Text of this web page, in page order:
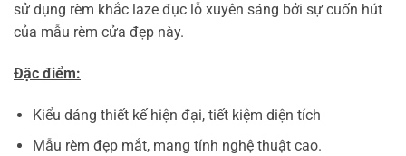
sử dụng rèm khắc laze đục lỗ xuyên sáng bởi sự cuốn hút
của mẫu rèm cửa đẹp này.
Đặc điểm:
Kiểu dáng thiết kế hiện đại, tiết kiệm diện tích
Mẫu rèm đẹp mắt, mang tính nghệ thuật cao.